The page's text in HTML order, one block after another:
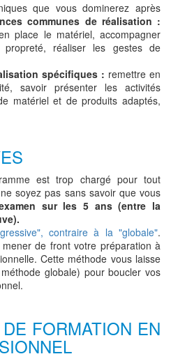
que vous dominerez après
communes de réalisation :
place le matériel, accompagner
réaliser les gestes de
spécifiques : remettre en
savoir présenter les activités
matériel et de produits adaptés,
est trop chargé pour tout
soyez pas sans savoir que vous
sur les 5 ans (entre la
contraire à la "globale".
de front votre préparation à
Cette méthode vous laisse
globale) pour boucler vos
FORMATION EN